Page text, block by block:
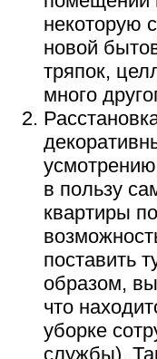
некоторую
новой
тряпок,
много
в пользу
квартиры
поставить
образом, вы
что
уборке
службы).